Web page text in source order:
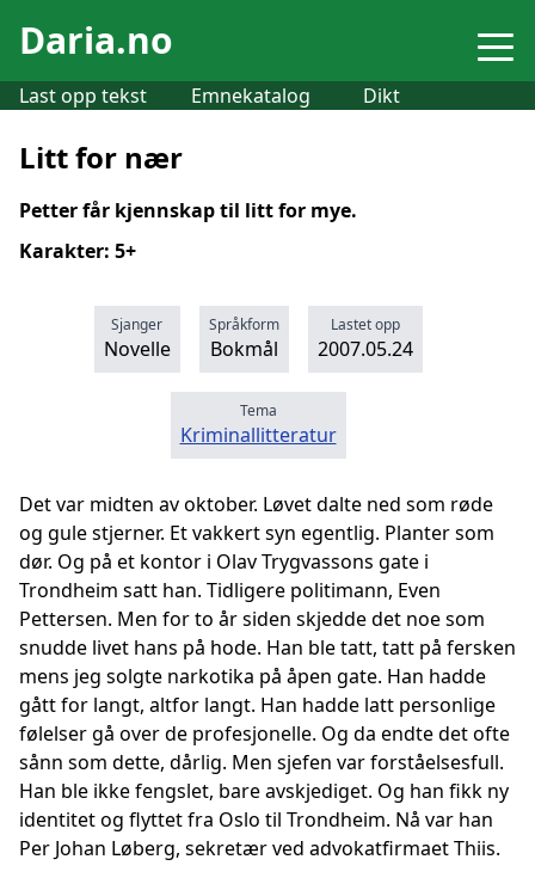
Daria.no
Last opp tekst Emnekatalog Dikt
Litt for nær
Petter får kjennskap til litt for mye.
Karakter: 5+
Sjanger
Novelle
Språkform
Bokmål
Lastet opp
2007.05.24
Tema
Kriminallitteratur
Det var midten av oktober. Løvet dalte ned som røde
og gule stjerner. Et vakkert syn egentlig. Planter som
dør. Og på et kontor i Olav Trygvassons gate i
Trondheim satt han. Tidligere politimann, Even
Pettersen. Men for to år siden skjedde det noe som
snudde livet hans på hode. Han ble tatt, tatt på fersken
mens jeg solgte narkotika på åpen gate. Han hadde
gått for langt, altfor langt. Han hadde latt personlige
følelser gå over de profesjonelle. Og da endte det ofte
sånn som dette, dårlig. Men sjefen var forståelsesfull.
Han ble ikke fengslet, bare avskjediget. Og han fikk ny
identitet og flyttet fra Oslo til Trondheim. Nå var han
Per Johan Løberg, sekretær ved advokatfirmaet Thiis.